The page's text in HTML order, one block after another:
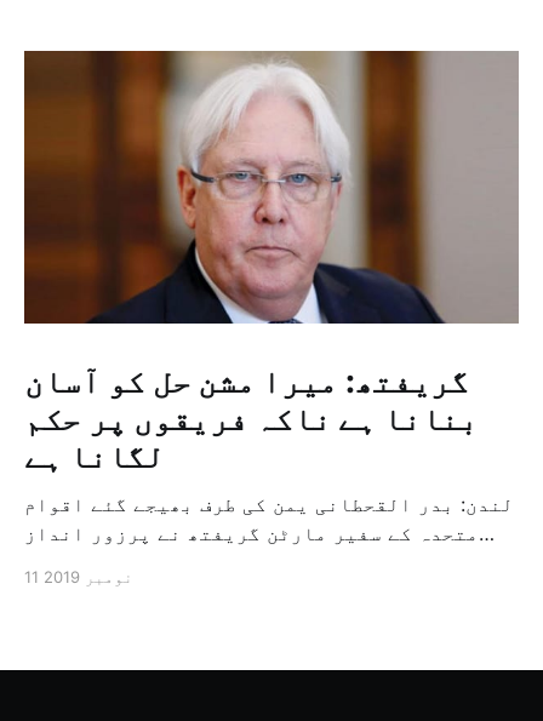
گریفتھ: میرا مشن حل کو آسان
بنانا ہے ناکہ فریقوں پر حکم
لگانا ہے
لندن: بدر القحطانی یمن کی طرف بھیجے گئے اقوام
متحدہ کے سفیر مارٹن گریفتھ نے پرزور انداز
ثالثی اور اس کشمکش کی حدبندی کرنے کے لئے ایک
11 نومبر 2019